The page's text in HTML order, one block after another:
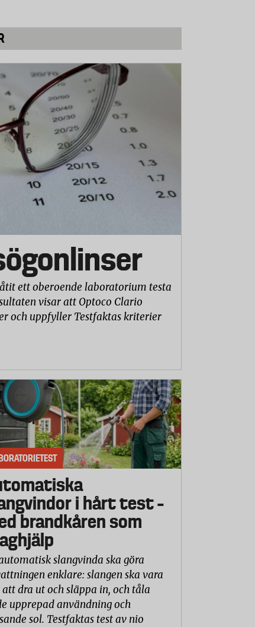
ett oberoende laboratorium testa
visar att Optoco Clario
och uppfyller Testfaktas kriterier
i hårt test –
brandkåren som
slangvinda ska göra
enklare: slangen ska vara
dra ut och släppa in, och tåla
upprepad användning och
sol. Testfaktas test av nio